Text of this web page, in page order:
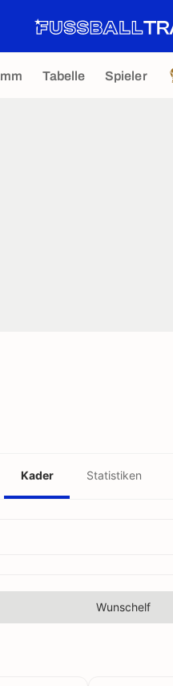
Tabelle Spieler
Kader Statistiken
Wunschelf